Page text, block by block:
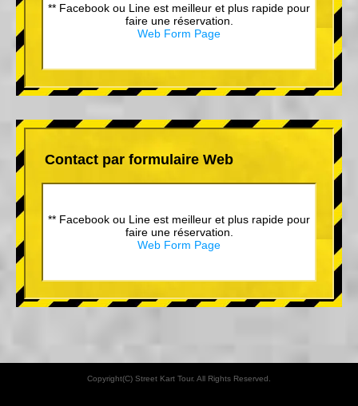
** Facebook ou Line est meilleur et plus rapide pour
faire une réservation.
Web Form Page
Contact par formulaire Web
** Facebook ou Line est meilleur et plus rapide pour
faire une réservation.
Web Form Page
Copyright(C) Street Kart Tour. All Rights Reserved.